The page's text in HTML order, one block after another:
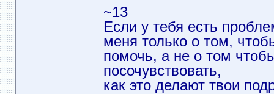
~13
Если у тебя есть
меня только о том,
помочь, а не о том
посочувствовать,
как это делают твои